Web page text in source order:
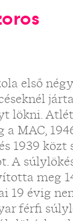
első
lökni.
a MAC,
1939
A
meg
19 évig
férfi